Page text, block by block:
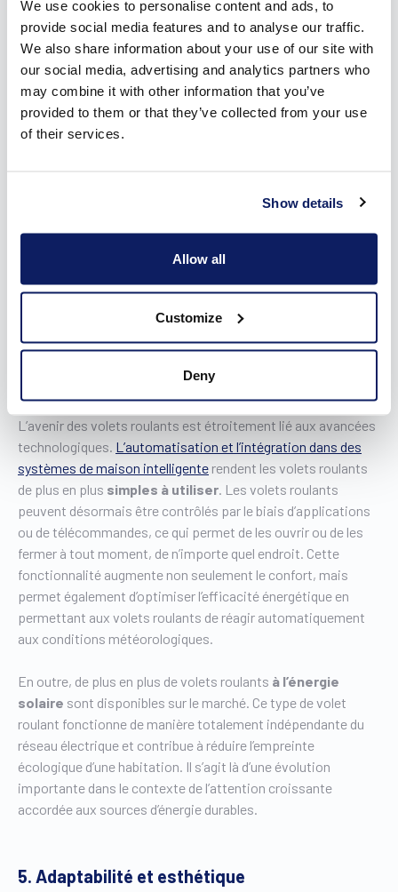
We use cookies to personalise content and ads, to
provide social media features and to analyse our traffic.
We also share information about your use of our site with
our social media, advertising and analytics partners who
may combine it with other information that you’ve
provided to them or that they’ve collected from your use
of their services.
Show details
Allow all
Customize
Deny
bloquentcomplètementla vue de l’extérieur, assurant un
environnement sûr et intime. Et ce principe s’applique aussi
bien pendant la journée que la nuit, contrairement à d’autres
options de protection solaire comme les rideaux ou les
screens, qui conservent souvent une certaine transparence.
De plus, les volets roulants contribuent au confort à l’intérieur
, par exemple, sans que les habitants doivent
solutions qui offrent à la fois intimité et confort dans leur
maison.
4. Avancée technologique : automatisation
et maisons intelligentes
L’avenir des volets roulants est étroitement lié aux avancées
technologiques. L’automatisation et l’intégration dans des
systèmes de maison intelligente rendent les volets roulants
de plus en plus simples à utiliser. Les volets roulants
peuvent désormais être contrôlés par le biais d’applications
ou de télécommandes, ce qui permet de les ouvrir ou de les
fermer à tout moment, de n’importe quel endroit. Cette
fonctionnalité augmente non seulement le confort, mais
permet également d’optimiser l’efficacité énergétique en
permettant aux volets roulants de réagir automatiquement
aux conditions météorologiques.
En outre, de plus en plus de volets roulants à l’énergie
solaire sont disponibles sur le marché. Ce type de volet
roulant fonctionne de manière totalement indépendante du
réseau électrique et contribue à réduire l’empreinte
écologique d’une habitation. Il s’agit là d’une évolution
importante dans le contexte de l’attention croissante
accordée aux sources d’énergie durables.
5. Adaptabilité et esthétique